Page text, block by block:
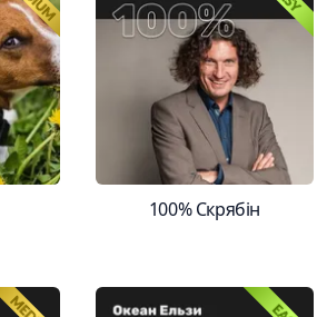
100% Скрябін